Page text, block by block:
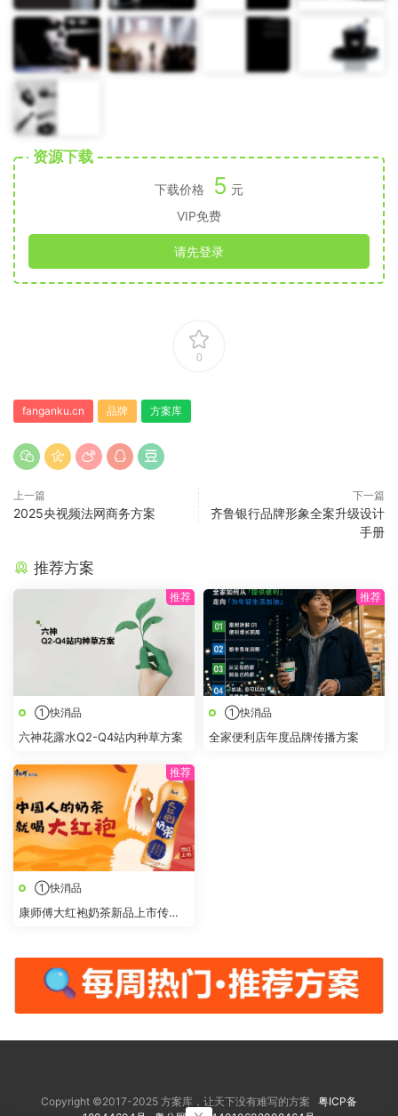
资源下载
下载价格 5 元
VIP免费
请先登录
0
fanganku.cn 品牌 方案库
上一篇
2025央视频法网商务方案
下一篇
齐鲁银行品牌形象全案升级设计
手册
推荐方案
①快消品
六神花露水Q2-Q4站内种草方案
①快消品
全家便利店年度品牌传播方案
①快消品
康师傅大红袍奶茶新品上市传播
Copyright ©2017-2025 方案库，让天下没有难写的方案 粤ICP备